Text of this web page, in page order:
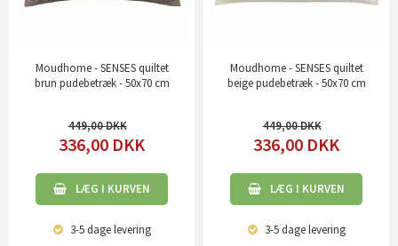
Moudhome - SENSES quiltet
brun pudebetræk - 50x70 cm
449,00
336,00 DKK
LÆG I KURVEN
3-5 dagelevering
Moudhome - SENSES quiltet
beige pudebetræk - 50x70 cm
449,00
336,00 DKK
LÆG I KURVEN
3-5 dagelevering